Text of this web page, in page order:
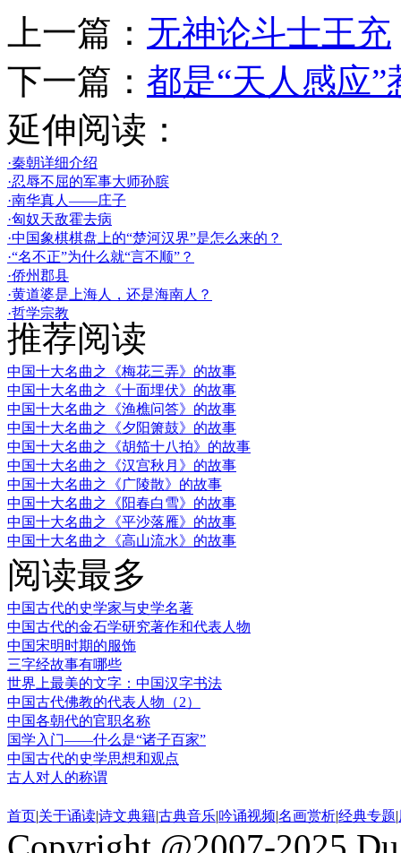
上一篇： 无神论斗士王充
下一篇： 都是“天人感应”
延伸阅读：
·秦朝详细介绍
·忍辱不屈的军事大师孙膑
·南华真人——庄子
·匈奴天敌霍去病
·中国象棋棋盘上的“楚河汉界”是怎么来的？
·“名不正”为什么就“言不顺”？
·侨州郡县
·黄道婆是上海人，还是海南人？
·哲学宗教
推荐阅读
中国十大名曲之《梅花三弄》的故事
中国十大名曲之《十面埋伏》的故事
中国十大名曲之《渔樵问答》的故事
中国十大名曲之《夕阳箫鼓》的故事
中国十大名曲之《胡笳十八拍》的故事
中国十大名曲之《汉宫秋月》的故事
中国十大名曲之《广陵散》的故事
中国十大名曲之《阳春白雪》的故事
中国十大名曲之《平沙落雁》的故事
中国十大名曲之《高山流水》的故事
阅读最多
中国古代的史学家与史学名著
中国古代的金石学研究著作和代表人物
中国宋明时期的服饰
三字经故事有哪些
世界上最美的文字：中国汉字书法
中国古代佛教的代表人物（2）
中国各朝代的官职名称
国学入门——什么是“诸子百家”
中国古代的史学思想和观点
古人对人的称谓
首页|关于诵读|诗文典籍|古典音乐|吟诵视频|名画赏析|经典专题|